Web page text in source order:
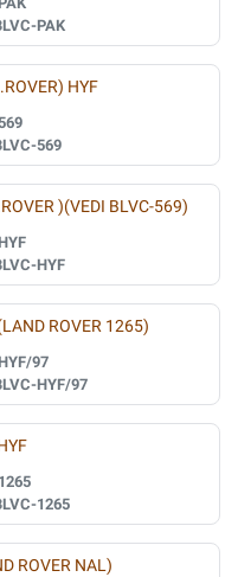
PAK
HYF
569
)(VEDI BLVC-569)
HYF
HYF
ROVER 1265)
HYF/97
HYF/97
1265
1265
ROVER NAL)